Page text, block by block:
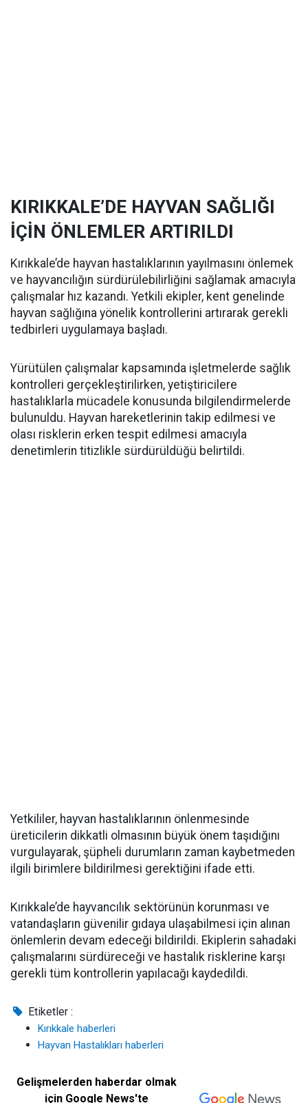
KIRIKKALE’DE HAYVAN SAĞLIĞI
İÇİN ÖNLEMLER ARTIRILDI
Kırıkkale’de hayvan hastalıklarının yayılmasını önlemek
ve hayvancılığın sürdürülebilirliğini sağlamak amacıyla
çalışmalar hız kazandı. Yetkili ekipler, kent genelinde
hayvan sağlığına yönelik kontrollerini artırarak gerekli
tedbirleri uygulamaya başladı.
Yürütülen çalışmalar kapsamında işletmelerde sağlık
kontrolleri gerçekleştirilirken, yetiştiricilere
hastalıklarla mücadele konusunda bilgilendirmelerde
bulunuldu. Hayvan hareketlerinin takip edilmesi ve
olası risklerin erken tespit edilmesi amacıyla
denetimlerin titizlikle sürdürüldüğü belirtildi.
Yetkililer, hayvan hastalıklarının önlenmesinde
üreticilerin dikkatli olmasının büyük önem taşıdığını
vurgulayarak, şüpheli durumların zaman kaybetmeden
ilgili birimlere bildirilmesi gerektiğini ifade etti.
Kırıkkale’de hayvancılık sektörünün korunması ve
vatandaşların güvenilir gıdaya ulaşabilmesi için alınan
önlemlerin devam edeceği bildirildi. Ekiplerin sahadaki
çalışmalarını sürdüreceği ve hastalık risklerine karşı
gerekli tüm kontrollerin yapılacağı kaydedildi.
Etiketler :
Kırıkkale haberleri
Hayvan Hastalıkları haberleri
Gelişmelerden haberdar olmak
için Google News'te